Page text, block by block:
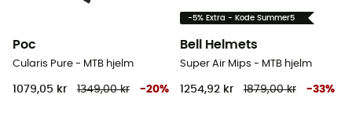
Poc
Cularis Pure - MTB hjelm
1079,05 kr 1349,00 kr -20%
-5% Extra - Kode Summer5
Bell Helmets
Super Air Mips - MTB hjelm
1254,92 kr 1879,00 kr -33%